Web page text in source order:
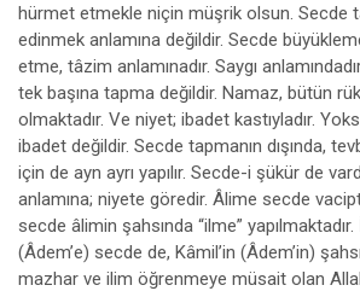
hürmet etmekle niçin müşrik olsun. Secde
edinmek anlamına değildir. Secde
etme, tâzim anlamınadır. Saygı
tek başına tapma değildir. Namaz, bütün
olmaktadır. Ve niyet; ibadet kastıyladır.
ibadet değildir. Secde tapmanın dışında,
için de ayn ayrı yapılır. Secde-i şükür de
anlamına; niyete göredir. Âlime secde
secde âlimin şahsında “ilme” yapılmaktadır.
(Âdem’e) secde de, Kâmil’in (Âdem’in)
mazhar ve ilim öğrenmeye müsait olan